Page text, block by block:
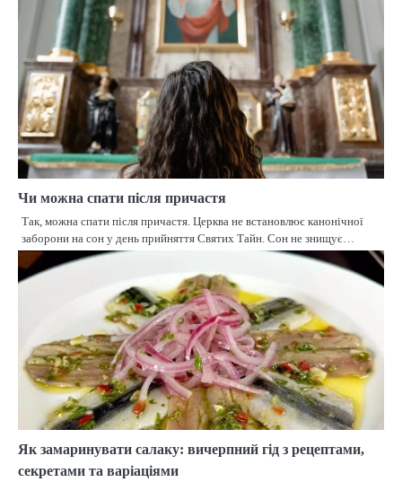
Чи можна спати після причастя
Так, можна спати після причастя. Церква не встановлює канонічної
заборони на сон у день прийняття Святих Тайн. Сон не знищує…
Як замаринувати салаку: вичерпний гід з рецептами,
секретами та варіаціями